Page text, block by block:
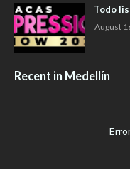
Todo
August
Recent in Medellín